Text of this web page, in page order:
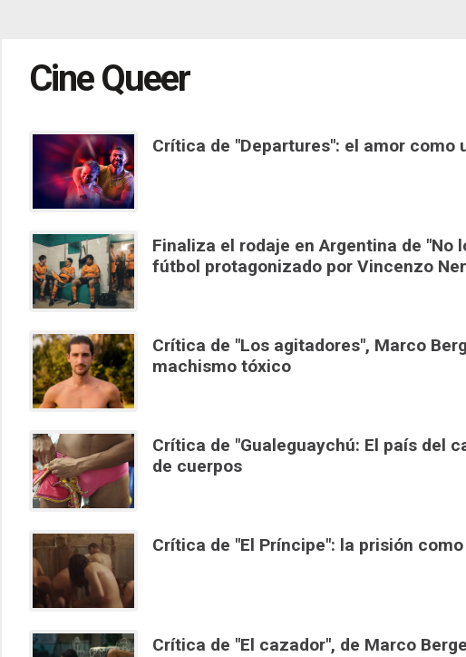
Cine Queer
Crítica de "Departures": el amor
Finaliza el rodaje en Argentina de "No
fútbol protagonizado por Vincenzo
Crítica de "Los agitadores", Marco
machismo tóxico
Crítica de "Gualeguaychú: El país del
de cuerpos
Crítica de "El Príncipe": la prisión
Crítica de "El cazador", de Marco